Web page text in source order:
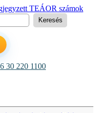
TEÁOR számok
30 220 1100